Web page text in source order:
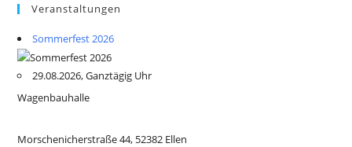
Veranstaltungen
Sommerfest 2026
29.08.2026, Ganztägig Uhr
Wagenbauhalle
Morschenicherstraße 44, 52382 Ellen